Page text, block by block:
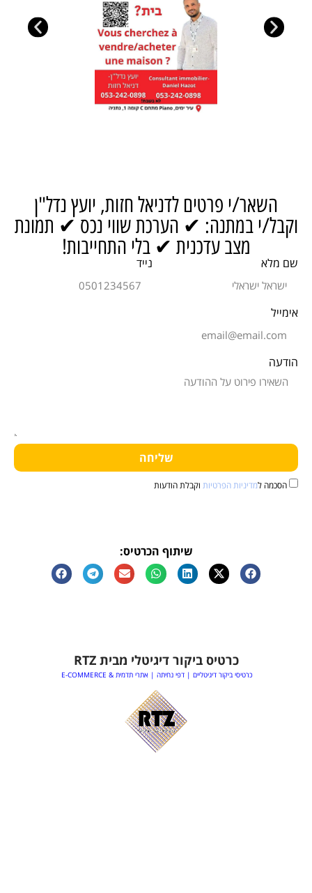
י פרטים לדניאל חזות, יועץ נדל"ן
י במתנה: ✔ הערכת שווי נכס ✔ תמונת
מצב עדכנית ✔ בלי התחייבות!
מדיניות הפרטיותוקבלת הודעות
שיתוף הכרטיס:
כרטיס ביקור דיגיטלי מבית RTZ
כרטיסי ביקור דיגיטליים | דפי נחיתה | אתרי תדמית & E-COMMERCE